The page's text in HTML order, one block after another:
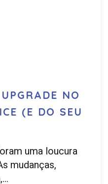
NO
(E DO SEU
uma loucura
mudanças,